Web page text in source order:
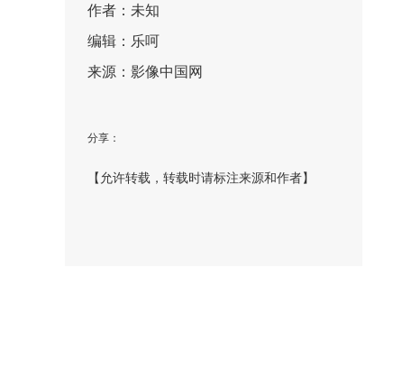
作者：未知
编辑：乐呵
来源：影像中国网
分享：
【允许转载，转载时请标注来源和作者】